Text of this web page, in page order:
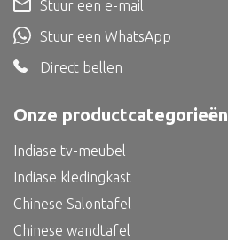
Kussen
Tapijt
Kelim
Alle bouwmateriaal
Bed
Onze productcategorieën
Indiase tv-meubel
Indiase kledingkast
Chinese Salontafel
Chinese wandtafel
Stuur een e-mail
Stuur een WhatsApp
Direct bellen